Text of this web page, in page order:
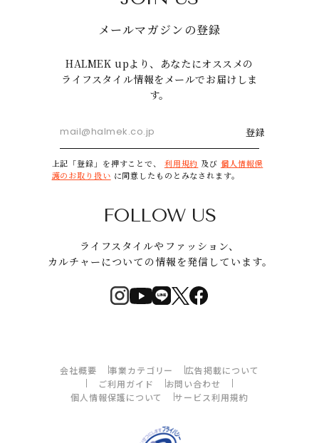
メールマガジンの登録
HALMEK upより、あなたにオススメの
ライフスタイル情報をメールでお届けしま
す。
登録
上記「登録」を押すことで、 利用規約 及び 個人情報保
護のお取り扱い に同意したものとみなされます。
FOLLOW US
ライフスタイルやファッション、
カルチャーについての情報を発信しています。
会社概要 事業カテゴリー
広告掲載について
ご利用ガイド
お問い合わせ
個人情報保護について
サービス利用規約